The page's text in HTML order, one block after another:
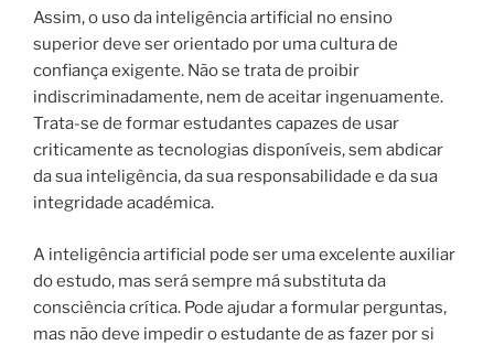
Assim, o uso da inteligência artificial no ensino
superior deve ser orientado por uma cultura de
confiança exigente. Não se trata de proibir
indiscriminadamente, nem de aceitar ingenuamente.
Trata-se de formar estudantes capazes de usar
criticamente as tecnologias disponíveis, sem abdicar
da sua inteligência, da sua responsabilidade e da sua
integridade académica.
A inteligência artificial pode ser uma excelente auxiliar
do estudo, mas será sempre má substituta da
consciência crítica. Pode ajudar a formular perguntas,
mas não deve impedir o estudante de as fazer por si